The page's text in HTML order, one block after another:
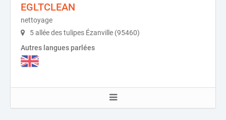
EGLTCLEAN
nettoyage
5 allée des tulipes Ézanville (95460)
Autres langues parlées